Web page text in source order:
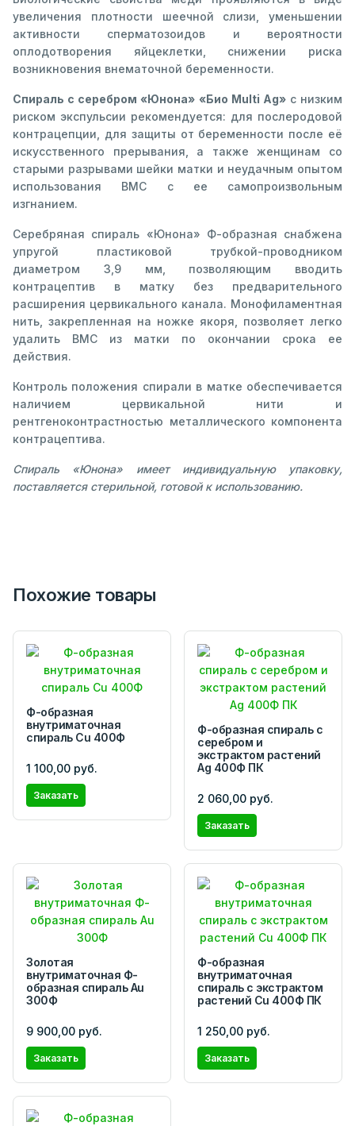
увеличения плотности шеечной слизи, уменьшении
активности сперматозоидов и вероятности
оплодотворения яйцеклетки, снижении риска
возникновения внематочной беременности.
Спираль с серебром «Юнона» «Био Multi Ag»с низким
риском экспульсии рекомендуется: для послеродовой
контрацепции, для защиты от беременности после её
искусственного прерывания, а также женщинам со
старыми разрывами шейки матки и неудачным опытом
использования ВМС с ее самопроизвольным
изгнанием.
Серебряная спираль «Юнона» Ф-образная снабжена
упругой пластиковой трубкой-проводником
диаметром 3,9 мм, позволяющим вводить
контрацептив в матку без предварительного
расширения цервикального канала. Монофиламентная
нить, закрепленная на ножке якоря, позволяет легко
удалить ВМС из матки по окончании срока ее
действия.
Контроль положения спирали в матке обеспечивается
наличием цервикальной нити и
рентгеноконтрастностью металлического компонента
контрацептива.
Спираль «Юнона» имеет индивидуальную упаковку,
поставляется стерильной, готовой к использованию.
Похожие товары
Ф-образная
внутриматочная
спираль Cu 400Ф
1 100,00 руб.
Заказать
Ф-образная cпираль с
серебром и
экстрактом растений
Ag 400Ф ПК
2 060,00 руб.
Заказать
Золотая
внутриматочная Ф-
образная спираль Au
300Ф
9 900,00 руб.
Заказать
Ф-образная
внутриматочная
спираль с экстрактом
растений Сu 400Ф ПК
1 250,00 руб.
Заказать